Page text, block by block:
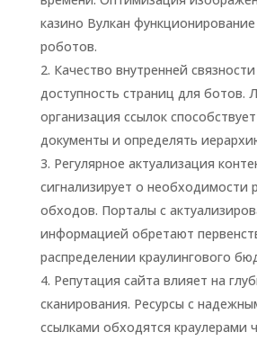
казино Вулкан
роботов.
Качество внутренней
доступность страниц для ботов.
организация ссылок
документы и определять
Регулярное актуализация
сигнализирует о необходимости
обходов. Порталы с
информацией обретают
распределении краулингового
Репутация сайта влияет на
сканирования. Ресурсы с
ссылками обходятся краулерами